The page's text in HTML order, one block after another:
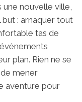
nouvelle ville,
but : arnaquer tout
tas de
plan. Rien ne se
mener
aventure pour